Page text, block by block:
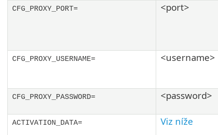
CFG_PROXY_PORT= <port>
CFG_PROXY_USERNAME= <username>
CFG_PROXY_PASSWORD= <password>
ACTIVATION_DATA= Viz níže